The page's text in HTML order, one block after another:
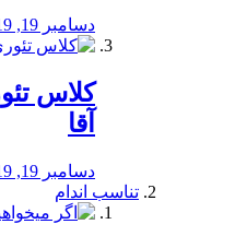
دسامبر 19, 2019
آقا
دسامبر 19, 2019
تناسب اندام